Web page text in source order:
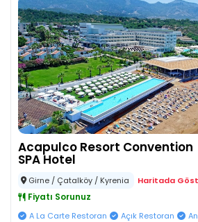
Acapulco Resort Convention
SPA Hotel
Girne / Çatalköy / Kyrenia Haritada
Fiyatı Sorunuz
A La Carte Restoran Açık Restoran